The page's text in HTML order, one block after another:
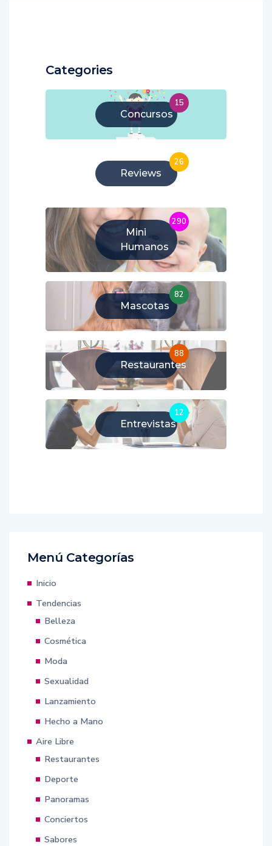
Categories
Concursos
15
Reviews
26
Mini
Humanos
290
Mascotas
82
Restaurantes
88
Entrevistas
12
Menú Categorías
Inicio
Tendencias
Belleza
Cosmética
Moda
Sexualidad
Lanzamiento
Hecho a Mano
Aire Libre
Restaurantes
Deporte
Panoramas
Conciertos
Sabores